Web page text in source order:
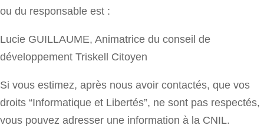
ou du responsable est :
Lucie GUILLAUME, Animatrice du conseil de
développement Triskell Citoyen
Si vous estimez, après nous avoir contactés, que vos
droits “Informatique et Libertés”, ne sont pas respectés,
vous pouvez adresser une information à la CNIL.